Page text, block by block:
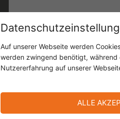
Auf unserer Webseite werden
werden zwingend benötigt, während
Nutzererfahrung auf unserer
ALLE